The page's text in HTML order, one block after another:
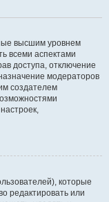
высшим уровнем
всеми аспектами
доступа, отключение
модераторов
создателем
которые
редактировать или